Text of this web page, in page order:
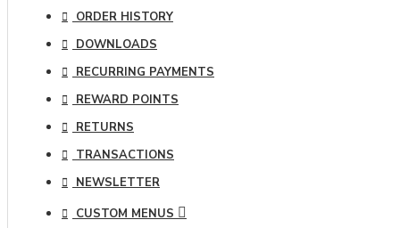
ORDER HISTORY
DOWNLOADS
RECURRING PAYMENTS
REWARD POINTS
RETURNS
TRANSACTIONS
NEWSLETTER
CUSTOM MENUS